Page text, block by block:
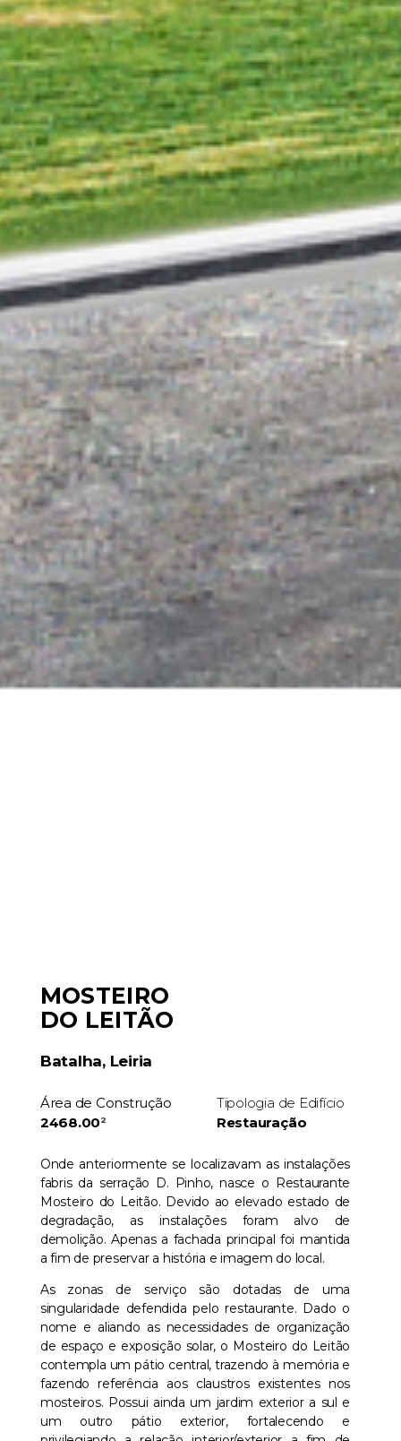
MOSTEIRO
DO LEITÃO
Batalha, Leiria
Área de Construção
2468.00²
Tipologia de Edifício
Restauração
Onde anteriormente se localizavam as instalações
fabris da serração D. Pinho, nasce o Restaurante
Mosteiro do Leitão. Devido ao elevado estado de
degradação, as instalações foram alvo de
demolição. Apenas a fachada principal foi mantida
a fim de preservar a história e imagem do local.
As zonas de serviço são dotadas de uma
singularidade defendida pelo restaurante. Dado o
nome e aliando as necessidades de organização
de espaço e exposição solar, o Mosteiro do Leitão
contempla um pátio central, trazendo à memória e
fazendo referência aos claustros existentes nos
mosteiros. Possui ainda um jardim exterior a sul e
um outro pátio exterior, fortalecendo e